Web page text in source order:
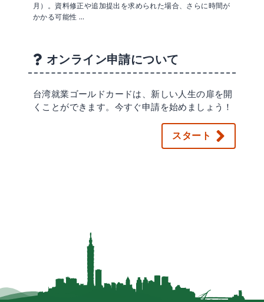
月）。資料修正や追加提出を求められた場合、さらに時間が
かかる可能性 …
オンライン申請について
台湾就業ゴールドカードは、新しい人生の扉を開
くことができます。今すぐ申請を始めましょう！
スタート